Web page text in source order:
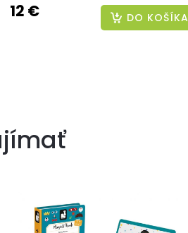
12 € DO KOŠÍKA